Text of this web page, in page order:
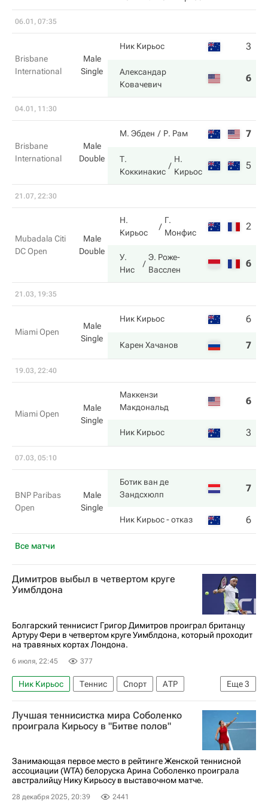
Все матчи
06.01, 07:35
Brisbane
International
Male
Single
Ник Кирьос 3
Александар
Ковачевич
6
04.01, 11:30
Brisbane
International
Male
Double
М. Эбден Р. Рам 7
Т.
Коккинакис
Н.
Кирьос
5
21.07, 22:30
Mubadala Citi
DC Open
Male
Double
Н.
Кирьос
Г.
Монфис
2
У.
Нис
Э. Роже-
Васслен
6
21.03, 19:35
Miami Open
Male
Single
Ник Кирьос 6
Карен Хачанов 7
19.03, 22:40
Miami Open
Male
Single
Маккензи
Макдональд
6
Ник Кирьос 3
07.03, 05:10
BNP Paribas
Open
Male
Single
Ботик ван де
Зандсхюлп
7
Ник Кирьос- отказ 6
Димитров выбыл в четвертом круге
Уимблдона
Болгарский теннисист Григор Димитров проиграл британцу
Артуру Фери в четвертом круге Уимблдона, который проходит
на травяных кортах Лондона.
6 июля, 22:45 377
Еще3
Ник Кирьос Теннис Спорт
АТР
Ролан Гаррос
Григор Димитров
Уимблдон
Лучшая теннисистка мира Соболенко
проиграла Кирьосу в "Битве полов"
Занимающая первое место в рейтинге Женской теннисной
ассоциации (WTA) белоруска Арина Соболенко проиграла
австралийцу Нику Кирьосу в выставочном матче.
28 декабря 2025, 20:39 2441